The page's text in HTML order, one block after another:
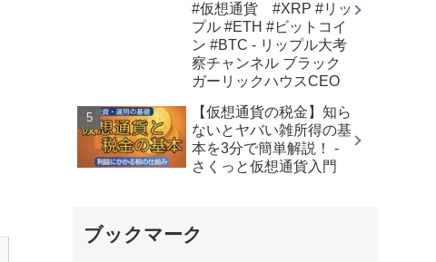
#仮想通貨 #XRP #リッ
プル #ETH #ビットコイ
ン #BTC - リップル大考
察チャンネル ブラック
ガーリックハウスCEO
【仮想通貨の税金】知ら
ないとヤバい雑所得の基
本を3分で簡単解説！ -
さくっと仮想通貨入門
ブックマーク